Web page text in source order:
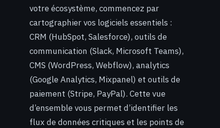
votre écosystème, commencez par
cartographier vos logiciels essentiels :
CRM (HubSpot, Salesforce), outils de
communication (Slack, Microsoft Teams),
CMS (WordPress, Webflow), analytics
(Google Analytics, Mixpanel) et outils de
paiement (Stripe, PayPal). Cette vue
d’ensemble vous permet d’identifier les
flux de données critiques et les points de